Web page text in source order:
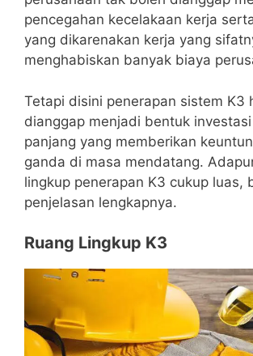
pencegahan kecelakaan kerja
yang dikarenakan kerja yang
menghabiskan banyak biaya
Tetapi disini penerapan sistem K3
dianggap menjadi bentuk
panjang yang memberikan
ganda di masa mendatang.
lingkup penerapan K3 cukup luas,
penjelasan lengkapnya.
Ruang Lingkup K3